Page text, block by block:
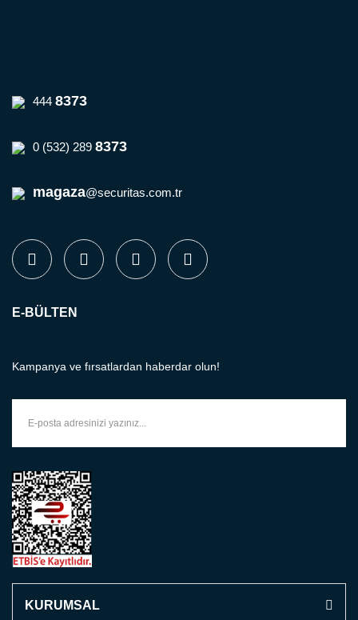
444 8373
0 (532) 289 8373
magaza@securitas.com.tr
KURUMSAL
E-BÜLTEN
Kampanya ve fırsatlardan haberdar olun!